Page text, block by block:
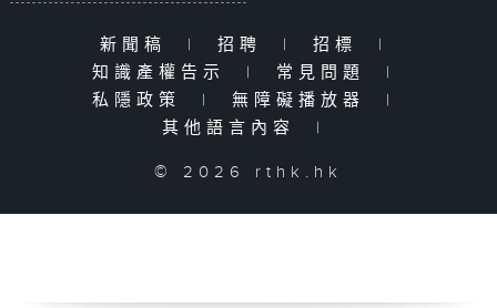
新聞稿 | 招聘 | 招標
|
知識產權告示
| 常見問題
|
私隱政策
| 無障礙播放器
|
其他語言內容
|
© 2026 rthk.hk